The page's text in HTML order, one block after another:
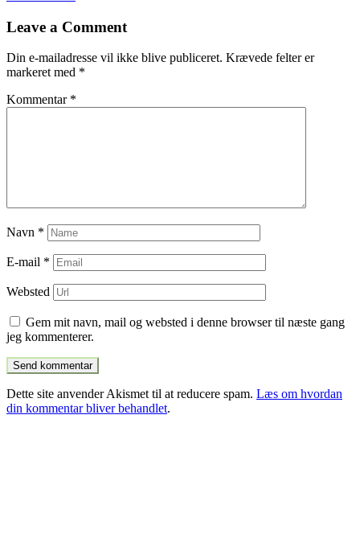
til
Leave a Comment
Din e-mailadresse vil ikke blive publiceret. Krævede felter er
markeret med *
Kommentar *
Navn *
E-mail *
Websted
Gem mit navn, mail og websted i denne browser til næste gang
jeg kommenterer.
Dette site anvender Akismet til at reducere spam. Læs om hvordan
din kommentar bliver behandlet.